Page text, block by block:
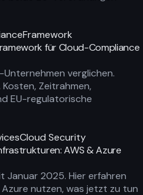
Framework
für Cloud-Compliance
Unternehmen verglichen.
Zeitrahmen,
EU-regulatorische
Cloud Security
AWS & Azure
Januar 2025. Hier erfahren
nutzen, was jetzt zu tun